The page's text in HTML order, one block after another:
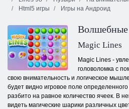
Html5 игры
Игры на Андроид
Magic Lines
Magic Lines -
головоломка с
свою внимательность и логическое
будет видно игровое поле
разбито на равное количество ячеек. В
видеть магические шарики различных